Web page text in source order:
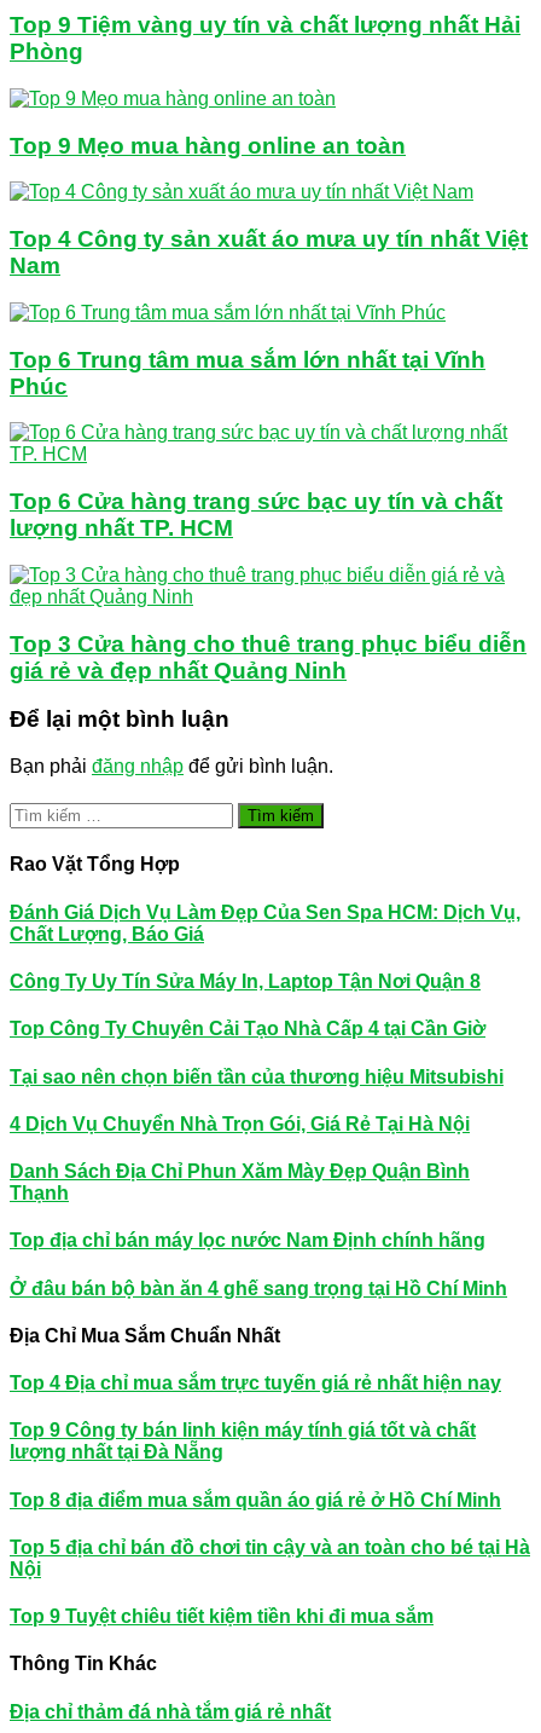
Top 9 Tiệm vàng uy tín và chất lượng nhất Hải
Phòng
Top 9 Mẹo mua hàng online an toàn
Top 4 Công ty sản xuất áo mưa uy tín nhất Việt
Nam
Top 6 Trung tâm mua sắm lớn nhất tại Vĩnh
Phúc
Top 6 Cửa hàng trang sức bạc uy tín và chất
lượng nhất TP. HCM
Top 3 Cửa hàng cho thuê trang phục biểu diễn
giá rẻ và đẹp nhất Quảng Ninh
Để lại một bình luận
Bạn phải đăng nhập để gửi bình luận.
Tìm
kiếm
cho:
Rao Vặt Tổng Hợp
Đánh Giá Dịch Vụ Làm Đẹp Của Sen Spa HCM: Dịch Vụ,
Chất Lượng, Báo Giá
Công Ty Uy Tín Sửa Máy In, Laptop Tận Nơi Quận 8
Top Công Ty Chuyên Cải Tạo Nhà Cấp 4 tại Cần Giờ
Tại sao nên chọn biến tần của thương hiệu Mitsubishi
4 Dịch Vụ Chuyển Nhà Trọn Gói, Giá Rẻ Tại Hà Nội
Danh Sách Địa Chỉ Phun Xăm Mày Đẹp Quận Bình
Thạnh
Top địa chỉ bán máy lọc nước Nam Định chính hãng
Ở đâu bán bộ bàn ăn 4 ghế sang trọng tại Hồ Chí Minh
Địa Chỉ Mua Sắm Chuẩn Nhất
Top 4 Địa chỉ mua sắm trực tuyến giá rẻ nhất hiện nay
Top 9 Công ty bán linh kiện máy tính giá tốt và chất
lượng nhất tại Đà Nẵng
Top 8 địa điểm mua sắm quần áo giá rẻ ở Hồ Chí Minh
Top 5 địa chỉ bán đồ chơi tin cậy và an toàn cho bé tại Hà
Nội
Top 9 Tuyệt chiêu tiết kiệm tiền khi đi mua sắm
Thông Tin Khác
Địa chỉ thảm đá nhà tắm giá rẻ nhất